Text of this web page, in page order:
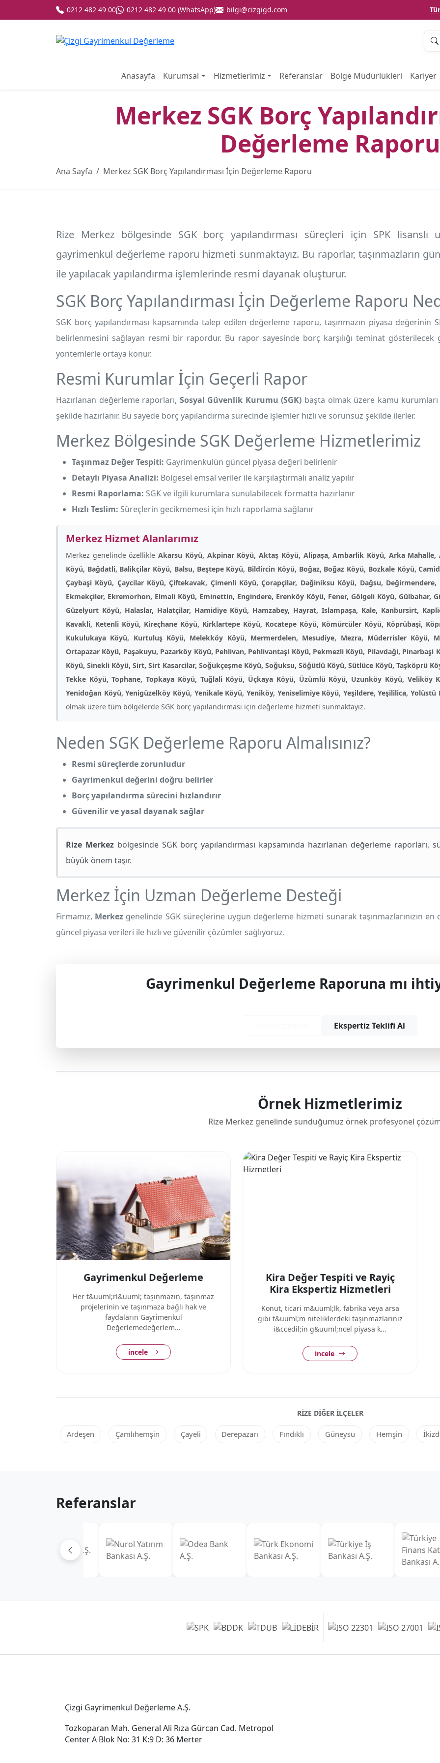
0212 482 49 00 0212 482 49 00 (WhatsApp) bilgi@cizgigd.com
Anasayfa Kurumsal Hizmetlerimiz Referanslar Bölge Müdürlükleri Kariyer
Merkez SGK Borç
Değerleme Raporu
Ana Sayfa Merkez SGK Borç Yapılandırması İçin Değerleme Raporu
Rize Merkezbölgesinde SGK borç yapılandırması süreçleri için SPK lisanslı
gayrimenkul değerleme raporu hizmeti sunmaktayız. Bu raporlar, taşınmazların
ile yapılacak yapılandırma işlemlerinde resmi dayanak oluşturur.
SGK Borç Yapılandırması İçin Değerleme Raporu
SGK borç yapılandırması kapsamında talep edilen değerleme raporu, taşınmazın piyasa değerinin
belirlenmesini sağlayan resmi bir rapordur. Bu rapor sayesinde borç karşılığı teminat
yöntemlerle ortaya konur.
Resmi Kurumlar İçin Geçerli Rapor
Hazırlanan değerleme raporları, Sosyal Güvenlik Kurumu (SGK) başta olmak üzere kamu
şekilde hazırlanır. Bu sayede borç yapılandırma sürecinde işlemler hızlı ve sorunsuz şekilde ilerler.
Merkez Bölgesinde SGK Değerleme Hizmetlerimiz
Taşınmaz Değer Tespiti: Gayrimenkulün güncel piyasa değeri belirlenir
Detaylı Piyasa Analizi: Bölgesel emsal veriler ile karşılaştırmalı analiz yapılır
Resmi Raporlama: SGK ve ilgili kurumlara sunulabilecek formatta hazırlanır
Hızlı Teslim: Süreçlerin gecikmemesi için hızlı raporlama sağlanır
Merkez Hizmet Alanlarımız
Merkez genelinde özellikleAkarsu Köyü, Akpinar Köyü, Aktaş Köyü, Alipaşa, Ambarlik Köyü, Arka
Köyü, Bağdatli, Balikçilar Köyü, Balsu, Beştepe Köyü, Bildircin Köyü, Boğaz, Boğaz Köyü, Bozkale Köyü,
Çaybaşi Köyü, Çaycilar Köyü, Çiftekavak, Çimenli Köyü, Çorapçilar, Dağiniksu Köyü, Dağsu,
Ekmekçiler, Ekremorhon, Elmali Köyü, Eminettin, Engindere, Erenköy Köyü, Fener, Gölgeli Köyü, Gülbahar,
Güzelyurt Köyü, Halaslar, Halatçilar, Hamidiye Köyü, Hamzabey, Hayrat, Islampaşa, Kale, Kanbursirt,
Kavakli, Ketenli Köyü, Kireçhane Köyü, Kirklartepe Köyü, Kocatepe Köyü, Kömürcüler Köyü, Köprübaşi,
Kukulukaya Köyü, Kurtuluş Köyü, Melekköy Köyü, Mermerdelen, Mesudiye, Mezra, Müderrisler Köyü,
Ortapazar Köyü, Paşakuyu, Pazarköy Köyü, Pehlivan, Pehlivantaşi Köyü, Pekmezli Köyü, Pilavdaği, Pinarbaşi
Köyü, Sinekli Köyü, Sirt, Sirt Kasarcilar, Soğukçeşme Köyü, Soğuksu, Söğütlü Köyü, Sütlüce Köyü, Taşköprü
Tekke Köyü, Tophane, Topkaya Köyü, Tuğlali Köyü, Üçkaya Köyü, Üzümlü Köyü, Uzunköy Köyü, Veliköy
Yenidoğan Köyü, Yenigüzelköy Köyü, Yenikale Köyü, Yeniköy, Yeniselimiye Köyü, Yeşildere, Yeşililica,
olmak üzere tüm bölgelerde SGK borç yapılandırması için değerleme hizmeti sunmaktayız.
Neden SGK Değerleme Raporu Almalısınız?
Resmi süreçlerde zorunludur
Gayrimenkul değerini doğru belirler
Borç yapılandırma sürecini hızlandırır
Güvenilir ve yasal dayanak sağlar
Rize Merkezbölgesinde SGK borç yapılandırması kapsamında hazırlanan değerleme raporları,
büyük önem taşır.
Merkez İçin Uzman Değerleme Desteği
Firmamız, Merkez genelinde SGK süreçlerine uygun değerleme hizmeti sunarak taşınmazlarınızın
güncel piyasa verileri ile hızlı ve güvenilir çözümler sağlıyoruz.
Gayrimenkul Değerleme Raporuna mı
Ekspertiz Teklifi Al
Örnek Hizmetlerimiz
Rize Merkez genelinde sunduğumuz örnek profesyonel
Gayrimenkul Değerleme
Her t&uuml;rl&uuml; taşınmazın, taşınmaz
projelerinin ve taşınmaza bağlı hak ve
faydaların Gayrimenkul
Değerlemedeğerlem...
incele
Kira Değer Tespiti ve Rayiç
Kira Ekspertiz Hizmetleri
Konut, ticari m&uuml;lk, fabrika veya arsa
gibi t&uuml;m niteliklerdeki taşınmazlarınız
i&ccedil;in g&uuml;ncel piyasa k...
incele
RIZE DIĞER ILÇELER
Ardeşen Çamlıhemşin Çayeli Derepazarı Fındıklı Güneysu Hemşin
Referanslar
Çizgi Gayrimenkul Değerleme A.Ş.
Tozkoparan Mah. General Ali Rıza Gürcan Cad. Metropol
Center A Blok No: 31 K:9 D: 36 Merter